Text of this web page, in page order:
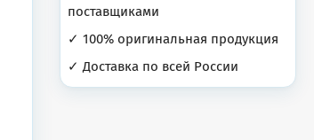
поставщиками
✓ 100% оригинальная продукция
✓ Доставка по всей России